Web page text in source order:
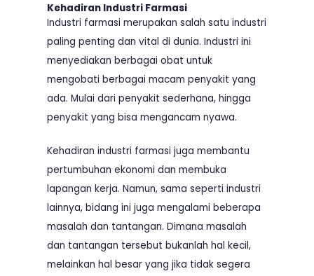
Kehadiran Industri Farmasi
Industri farmasi merupakan salah satu industri
paling penting dan vital di dunia. Industri ini
menyediakan berbagai obat untuk
mengobati berbagai macam penyakit yang
ada. Mulai dari penyakit sederhana, hingga
penyakit yang bisa mengancam nyawa.
Kehadiran industri farmasi juga membantu
pertumbuhan ekonomi dan membuka
lapangan kerja. Namun, sama seperti industri
lainnya, bidang ini juga mengalami beberapa
masalah dan tantangan. Dimana masalah
dan tantangan tersebut bukanlah hal kecil,
melainkan hal besar yang jika tidak segera